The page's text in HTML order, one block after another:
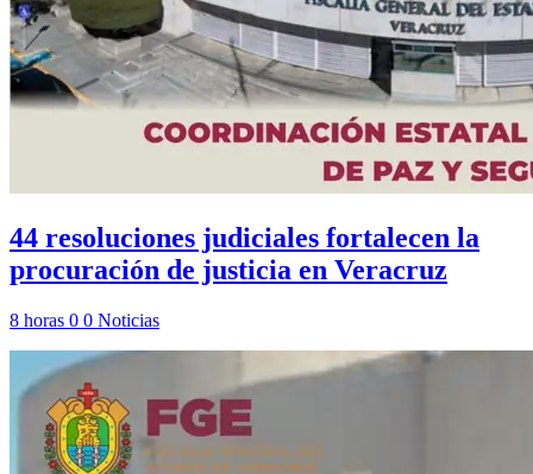
44 resoluciones judiciales fortalecen la
procuración de justicia en Veracruz
8 horas 0 0 Noticias